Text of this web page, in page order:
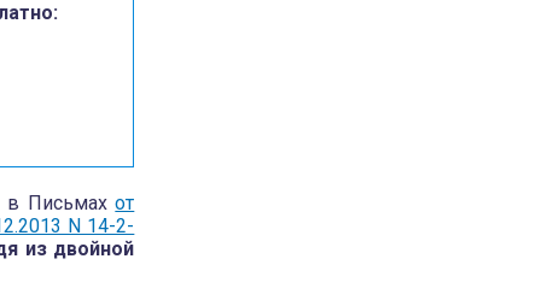
в Письмахот
N 14-2-
издвойной